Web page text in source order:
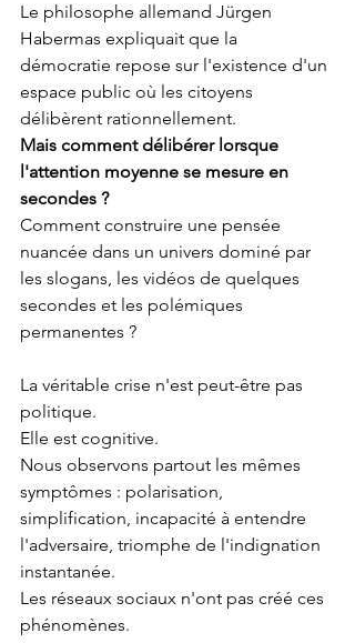
Le philosophe allemand Jürgen
Habermas expliquait que la
démocratie repose sur l'existence d'un
espace public où les citoyens
délibèrent rationnellement.
Mais comment délibérer lorsque
l'attention moyenne se mesure en
secondes ?
Comment construire une pensée
nuancée dans un univers dominé par
les slogans, les vidéos de quelques
secondes et les polémiques
permanentes ?
La véritable crise n'est peut-être pas
politique.
Elle est cognitive.
Nous observons partout les mêmes
symptômes : polarisation,
simplification, incapacité à entendre
l'adversaire, triomphe de l'indignation
instantanée.
Les réseaux sociaux n'ont pas créé ces
phénomènes.